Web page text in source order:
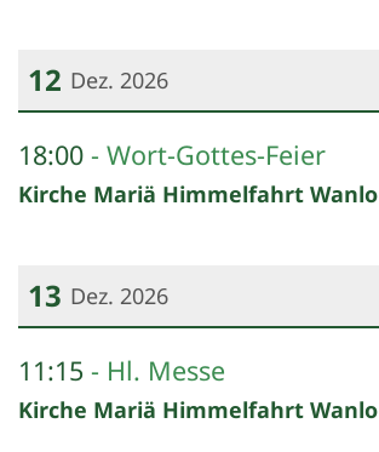
12 Dez. 2026
18:00 Wort-Gottes-Feier
Kirche Mariä Himmelfahrt Wanlo
13 Dez. 2026
11:15 Hl. Messe
Kirche Mariä Himmelfahrt Wanlo